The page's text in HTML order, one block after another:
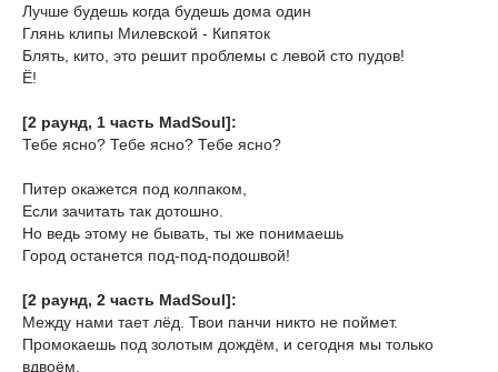
Лучше будешь когда будешь дома один
Глянь клипы Милевской - Кипяток
Блять, кито, это решит проблемы с левой сто пудов!
Ё!
[2 раунд, 1 часть MadSoul]:
Тебе ясно? Тебе ясно? Тебе ясно?
Питер окажется под колпаком,
Если зачитать так дотошно.
Но ведь этому не бывать, ты же понимаешь
Город останется под-под-подошвой!
[2 раунд, 2 часть MadSoul]:
Между нами тает лёд. Твои панчи никто не поймет.
Промокаешь под золотым дождём, и сегодня мы только
вдвоём.